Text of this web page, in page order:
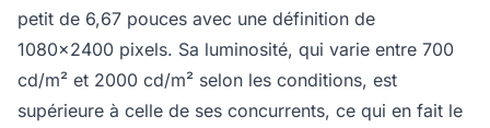
petit de 6,67 pouces avec une définition de
1080x2400 pixels. Sa luminosité, qui varie entre 700
cd/m² et 2000 cd/m² selon les conditions, est
supérieure à celle de ses concurrents, ce qui en fait le